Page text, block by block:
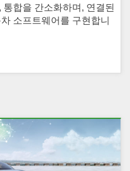
합을 간소화하며, 연결된
소프트웨어를 구현합니